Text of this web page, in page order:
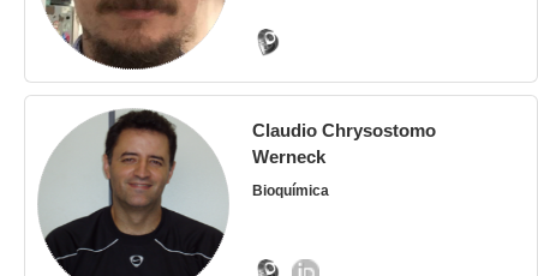
Claudio Chrysostomo
Werneck
Bioquímica